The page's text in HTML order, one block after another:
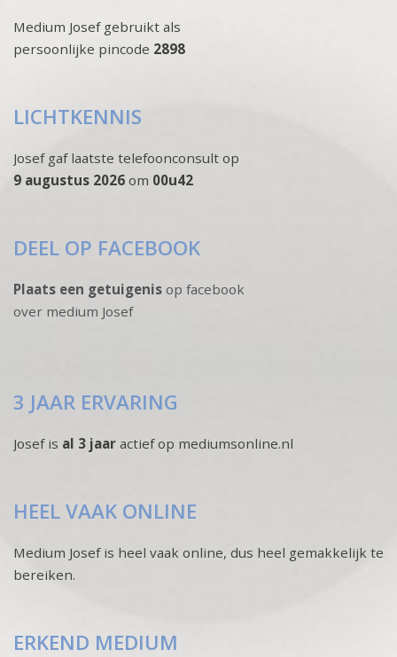
Medium Josef gebruikt als
persoonlijke pincode 2898
LICHTKENNIS
Josef gaf laatste telefoonconsult op
9 augustus 2026 om 00u42
DEEL OP FACEBOOK
Plaats een getuigenis op facebook
over medium Josef
3 JAAR ERVARING
Josef is al 3 jaar actief op mediumsonline.nl
HEEL VAAK ONLINE
Medium Josef is heel vaak online, dus heel gemakkelijk te
bereiken.
ERKEND MEDIUM